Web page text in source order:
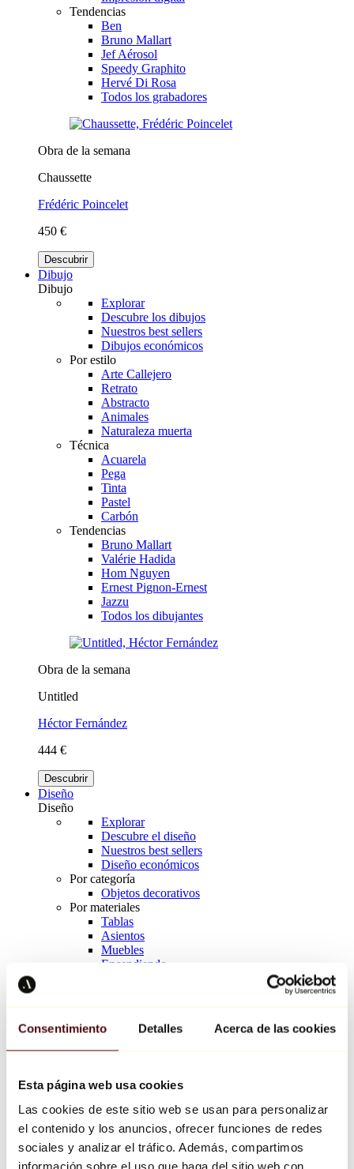
Consentimiento Detalles Acerca de las cookies
Esta página web usa cookies
Las cookies de este sitio web se usan para personalizar
el contenido y los anuncios, ofrecer funciones de redes
sociales y analizar el tráfico. Además, compartimos
información sobre el uso que haga del sitio web con
Tendencias
Ben
Bruno Mallart
Jef Aérosol
Speedy Graphito
Hervé Di Rosa
Todos los grabadores
Obra de la semana
Chaussette
Frédéric Poincelet
450 €
Descubrir
Dibujo
Dibujo
Explorar
Descubre los dibujos
Nuestros best sellers
Dibujos económicos
Por estilo
Arte Callejero
Retrato
Abstracto
Animales
Naturaleza muerta
Técnica
Acuarela
Pega
Tinta
Pastel
Carbón
Tendencias
Bruno Mallart
Valérie Hadida
Hom Nguyen
Ernest Pignon-Ernest
Jazzu
Todos los dibujantes
Obra de la semana
Untitled
Héctor Fernández
444 €
Descubrir
Diseño
Diseño
Explorar
Descubre el diseño
Nuestros best sellers
Diseño económicos
Por categoría
Objetos decorativos
Por materiales
Tablas
Asientos
Muebles
Encendiendo
Richard Orlinski
Keith Haring
Jeff Koons
Jean-Michel Basquiat
Todos los diseñadores
Obra de la semana